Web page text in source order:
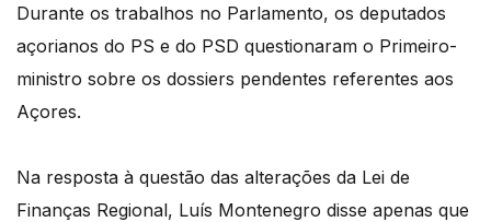
Durante os trabalhos no Parlamento, os deputados
açorianos do PS e do PSD questionaram o Primeiro-
ministro sobre os dossiers pendentes referentes aos
Açores.
Na resposta à questão das alterações da Lei de
Finanças Regional, Luís Montenegro disse apenas que